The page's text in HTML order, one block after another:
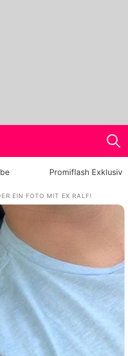
Promiflash Exklusiv
EIN FOTO MIT EX RALF!